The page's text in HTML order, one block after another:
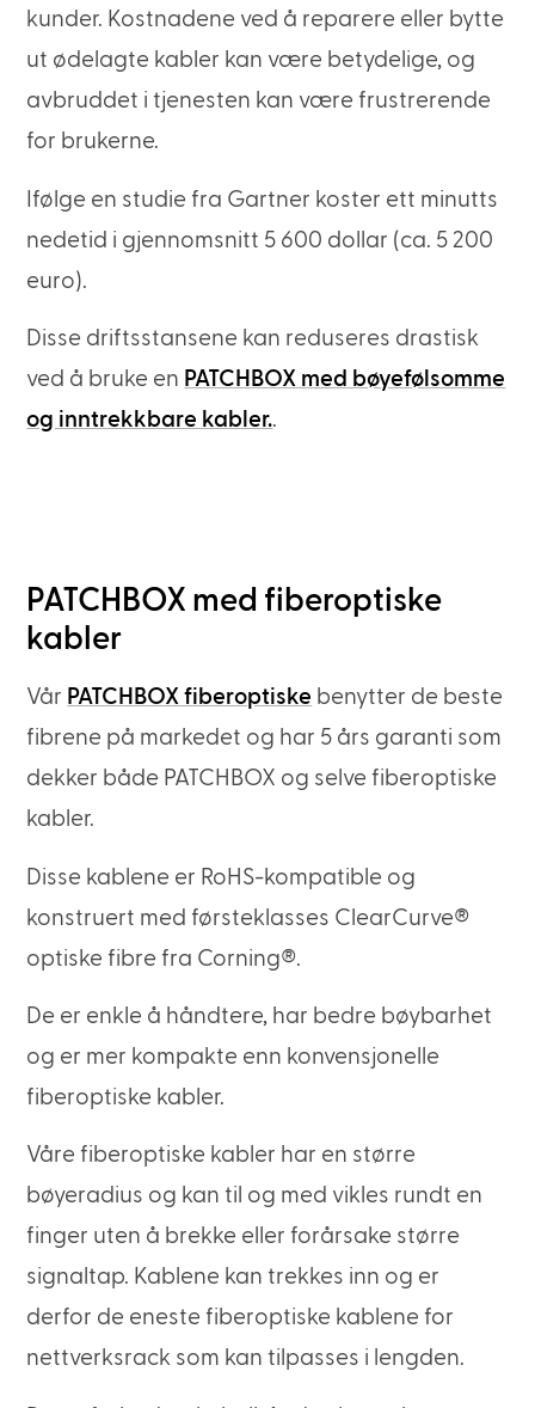
kunder. Kostnadene ved å reparere eller bytte
ut ødelagte kabler kan være betydelige, og
avbruddet i tjenesten kan være frustrerende
for brukerne.
Ifølge en studie fra Gartner koster ett minutts
nedetid i gjennomsnitt 5 600 dollar (ca. 5 200
euro).
Disse driftsstansene kan reduseres drastisk
ved å bruke en PATCHBOX med bøyefølsomme
og inntrekkbare kabler..
PATCHBOX med fiberoptiske
kabler
Vår PATCHBOX fiberoptiske benytter de beste
fibrene på markedet og har 5 års garanti som
dekker både PATCHBOX og selve fiberoptiske
kabler.
Disse kablene er RoHS-kompatible og
konstruert med førsteklasses ClearCurve®
optiske fibre fra Corning®.
De er enkle å håndtere, har bedre bøybarhet
og er mer kompakte enn konvensjonelle
fiberoptiske kabler.
Våre fiberoptiske kabler har en større
bøyeradius og kan til og med vikles rundt en
finger uten å brekke eller forårsake større
signaltap. Kablene kan trekkes inn og er
derfor de eneste fiberoptiske kablene for
nettverksrack som kan tilpasses i lengden.